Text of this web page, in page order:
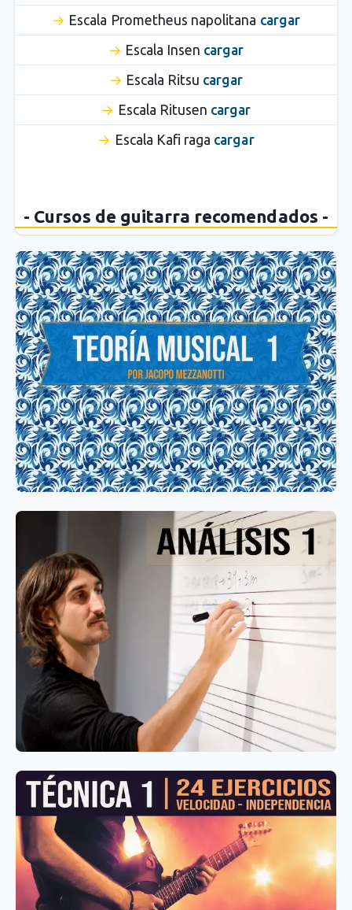
Escala Prometheus napolitana cargar
Escala Insen cargar
Escala Ritsu cargar
Escala Ritusen cargar
Escala Kafi raga cargar
- Cursos de guitarra recomendados -